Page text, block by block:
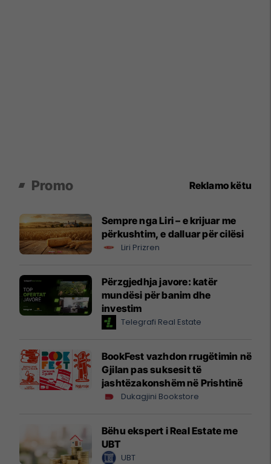
Promo Reklamo këtu
Sempre nga Liri – e krijuar me
përkushtim, e dalluar për cilësi
Liri Prizren
Përzgjedhja javore: katër
mundësi për banim dhe
investim
Telegrafi Real Estate
BookFest vazhdon rrugëtimin në
Gjilan pas suksesit të
jashtëzakonshëm në Prishtinë
Dukagjini Bookstore
Bëhu ekspert i Real Estate me
UBT
UBT